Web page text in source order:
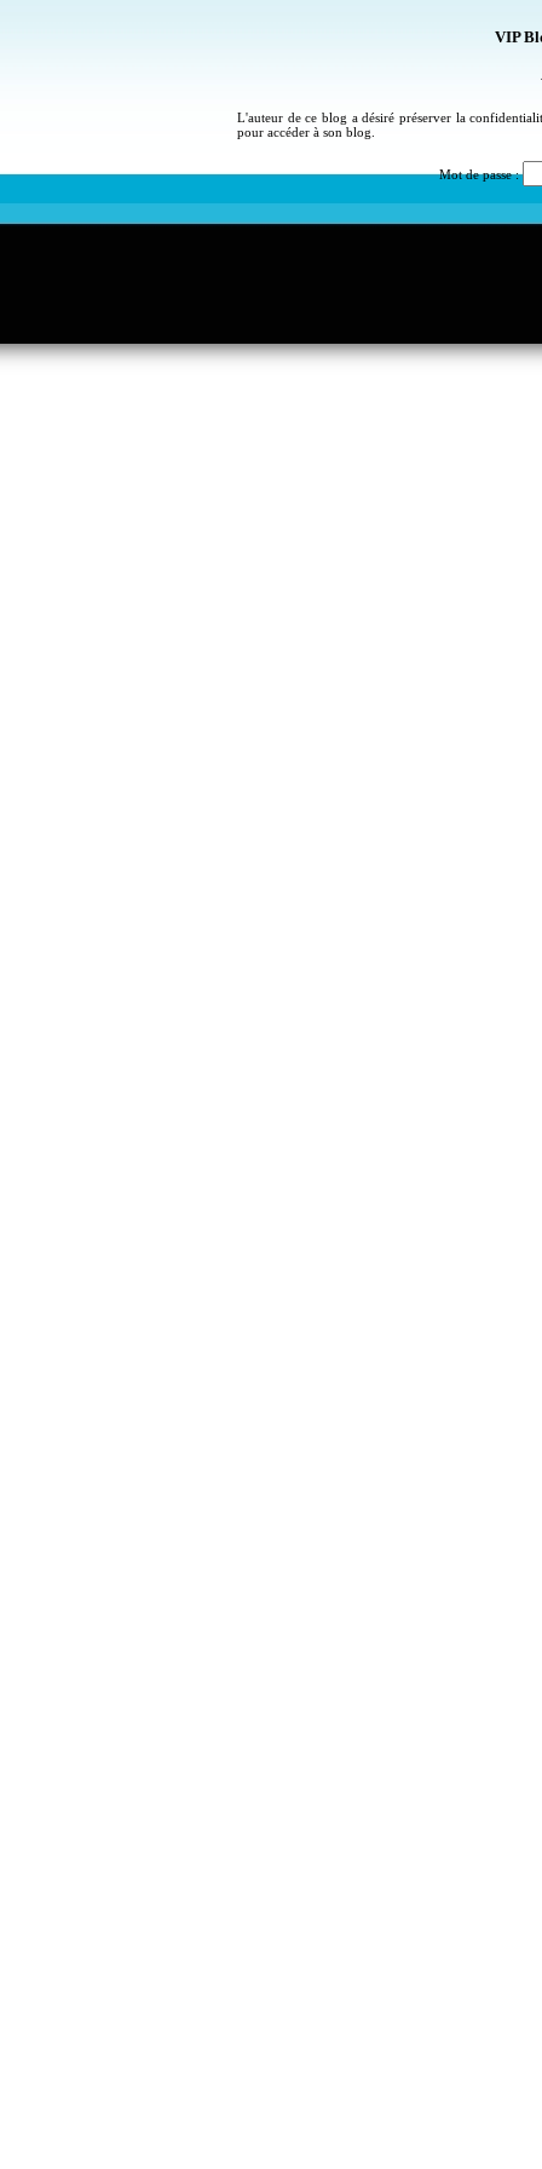
VIP
L'auteur de ce blog a désiré préserver la
pour accéder à son blog.
Mot de passe :